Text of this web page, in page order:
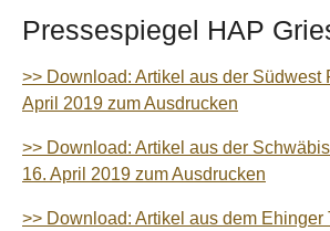
Pressespiegel HAP
>> Download: Artikel aus der Südwest
April 2019 zum Ausdrucken
>> Download: Artikel aus der
16. April 2019 zum Ausdrucken
>> Download: Artikel aus dem Ehinger